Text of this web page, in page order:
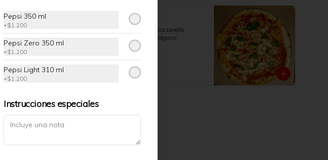
Margarita
Salsa de tomate, mozzarella,
albahaca fresca y orégano
Pepsi 350 ml
+$1.200
Pepsi Zero 350 ml
+$1.200
Pepsi Light 310 ml
+$1.200
Instrucciones especiales